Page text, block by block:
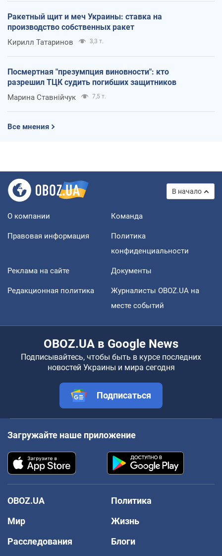
Ракетный щит и меч Украины: ставка на
производство собственных ракет
Кирилл Татаринов 3,3 т.
Посмертная "презумпция виновности": кто
разрешил ТЦК судить погибших защитников
Марина Ставнійчук 7,5 т.
Все мнения
В начало
О компании Команда
Правовая информация
Политика
конфиденциальности
Реклама на сайте Документы
Редакционная политика
Журналисты OBOZ.UA на
месте событий
OBOZ.UA в Google News
Подписывайтесь, чтобы быть в курсе последних
новостей Украины и мира сегодня
Подписаться
Загружайте наше приложение
OBOZ.UA
Политика
Мир
Жизнь
Расследования
Блоги